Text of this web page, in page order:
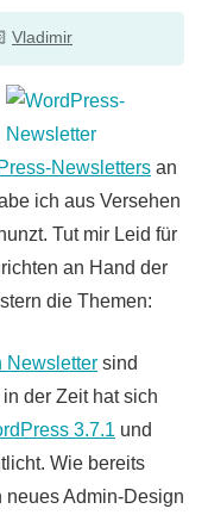
Vladimir
Newsletters an
ich aus Versehen
Tut mir Leid für
an Hand der
die Themen:
Newsletter sind
der Zeit hat sich
3.7.1 und
Wie bereits
neues Admin-Design